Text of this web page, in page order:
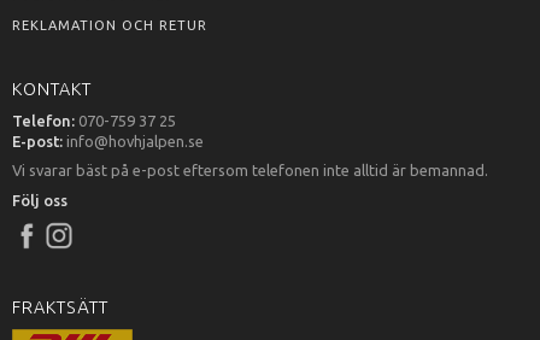
REKLAMATION OCH RETUR
KONTAKT
Telefon: 070-759 37 25
E-post: info@hovhjalpen.se
Vi svarar bäst på e-post eftersom telefonen inte alltid är bemannad.
Följ oss
FRAKTSÄTT